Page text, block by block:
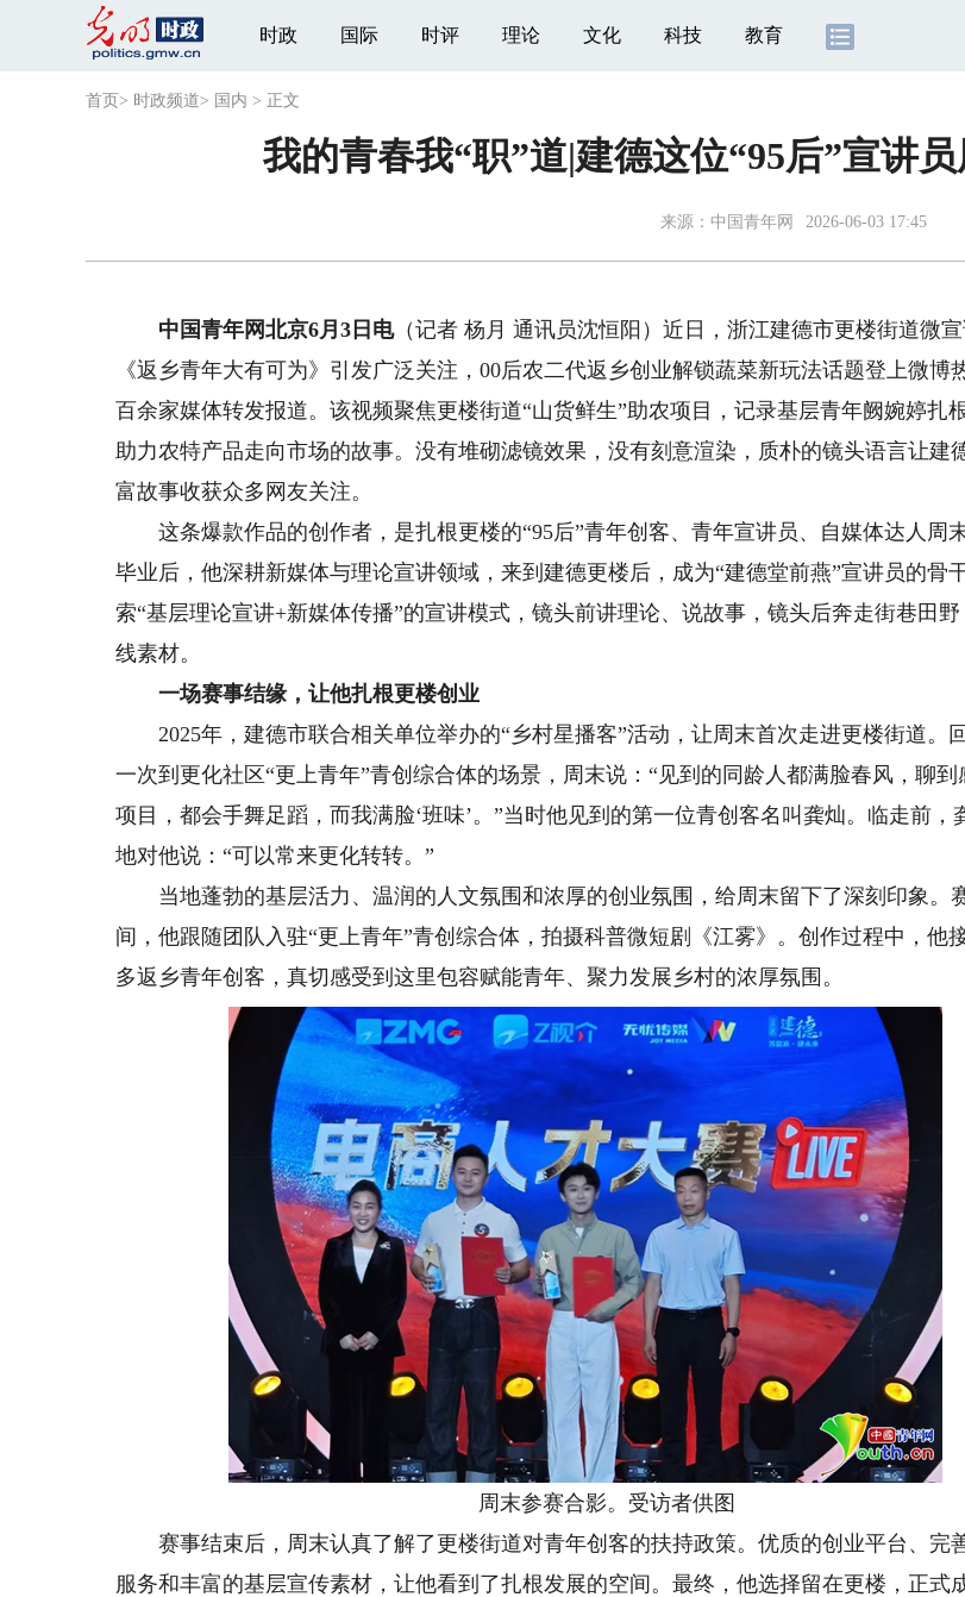
时政 国际 时评 理论 文化 科技 教育
首页 > 时政频道> 国内 > 正文
我的青春我“职”道|建德这位“95后”宣讲
来源： 中国青年网 2026-06-03 17:45
中国青年网北京6月3日电（记者 杨月 通讯员沈恒阳）近日，浙江建德市更楼街道微
《返乡青年大有可为》引发广泛关注，00后农二代返乡创业解锁蔬菜新玩法话题登上微博
百余家媒体转发报道。该视频聚焦更楼街道“山货鲜生”助农项目，记录基层青年阙婉婷扎根
助力农特产品走向市场的故事。没有堆砌滤镜效果，没有刻意渲染，质朴的镜头语言让建
富故事收获众多网友关注。
这条爆款作品的创作者，是扎根更楼的“95后”青年创客、青年宣讲员、自媒体达人周
毕业后，他深耕新媒体与理论宣讲领域，来到建德更楼后，成为“建德堂前燕”宣讲员的骨
索“基层理论宣讲+新媒体传播”的宣讲模式，镜头前讲理论、说故事，镜头后奔走街巷田
线素材。
一场赛事结缘，让他扎根更楼创业
2025年，建德市联合相关单位举办的“乡村星播客”活动，让周末首次走进更楼街道。
一次到更化社区“更上青年”青创综合体的场景，周末说：“见到的同龄人都满脸春风，聊到
项目，都会手舞足蹈，而我满脸‘班味’。”当时他见到的第一位青创客名叫龚灿。临走前，
地对他说：“可以常来更化转转。”
当地蓬勃的基层活力、温润的人文氛围和浓厚的创业氛围，给周末留下了深刻印象。
间，他跟随团队入驻“更上青年”青创综合体，拍摄科普微短剧《江雾》。创作过程中，他
多返乡青年创客，真切感受到这里包容赋能青年、聚力发展乡村的浓厚氛围。
周末参赛合影。受访者供图
赛事结束后，周末认真了解了更楼街道对青年创客的扶持政策。优质的创业平台、完
服务和丰富的基层宣传素材，让他看到了扎根发展的空间。最终，他选择留在更楼，正式